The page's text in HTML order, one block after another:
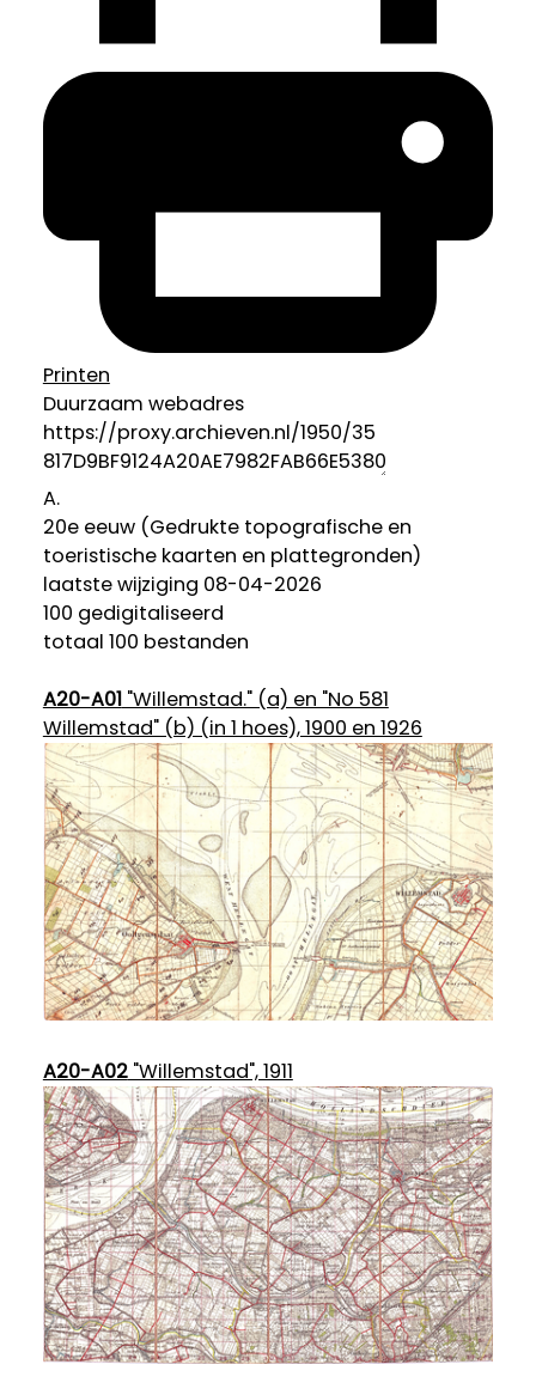
Printen
Duurzaam webadres
A.
20e eeuw (Gedrukte topografische en
toeristische kaarten en plattegronden)
laatste wijziging 08-04-2026
100 gedigitaliseerd
totaal 100 bestanden
A20-A01"Willemstad." (a) en "No 581
Willemstad" (b) (in 1 hoes), 1900 en 1926
A20-A02"Willemstad", 1911